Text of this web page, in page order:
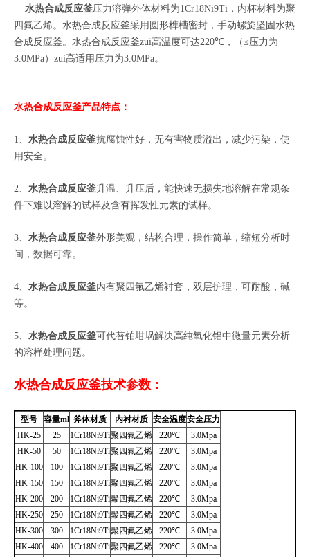
水热合成反应釜压力溶弹外体材料为1Cr18Ni9Ti ，内杯材料为聚
四氟乙烯。水热合成反应釜采用圆形榫槽密封，手动螺旋坚固水热
合成反应釜。水热合成反应釜zui高温度可达220℃，（≤压力为
3.0MPa）zui高适用压力为3.0MPa。
水热合成反应釜产品特点：
1 水热合成反应釜抗腐蚀性好，无有害物质溢出，减少污染，使
用安全。
2 水热合成反应釜升温、升压后，能快速无损失地溶解在常规条
件下难以溶解的试样及含有挥发性元素的试样。
3 水热合成反应釜外形美观，结构合理，操作简单，缩短分析时
间，数据可靠。
4 水热合成反应釜内有聚四氟乙烯衬套，双层护理，可耐酸，碱
等。
5 水热合成反应釜可代替铂坩埚解决高纯氧化铝中微量元素分析
的溶样处理问题。
水热合成反应釜技术参数：
型号 容量ml 斧体材质 内衬材质 安全温度安全压力
HK-25
25 1Cr18Ni9Ti聚四氟乙烯 220℃
3.0Mpa
HK-50
50 1Cr18Ni9Ti聚四氟乙烯 220℃
3.0Mpa
HK-100
100 1Cr18Ni9Ti聚四氟乙烯 220℃
3.0Mpa
HK-150
150 1Cr18Ni9Ti聚四氟乙烯 220℃
3.0Mpa
HK-200
200 1Cr18Ni9Ti聚四氟乙烯 220℃
3.0Mpa
HK-250
250 1Cr18Ni9Ti聚四氟乙烯 220℃
3.0Mpa
HK-300
300 1Cr18Ni9Ti聚四氟乙烯 220℃
3.0Mpa
HK-400
400 1Cr18Ni9Ti聚四氟乙烯 220℃
3.0Mpa